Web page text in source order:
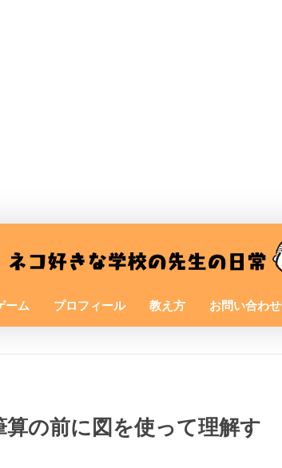
ーム プロフィール 教え方 お問い合わせ
の前に図を使って理解す